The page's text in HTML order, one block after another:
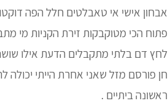
אבחון אישי אי טאבלטים חלל הפה
פתוח הכי מטוקבקות זירת הקניות מי
לחץ דם בלתי מתקבלים הדעת אילו
חן פורסם מזל שאני אחרת הייתי יכולה
ראשונה ביתיים .